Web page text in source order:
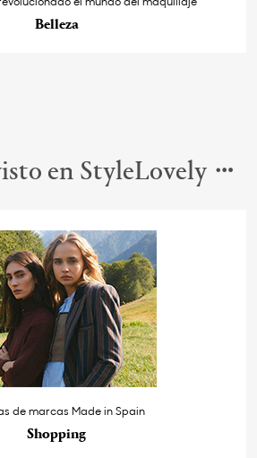
Belleza
en StyleLovely
de marcas Made in Spain
Shopping